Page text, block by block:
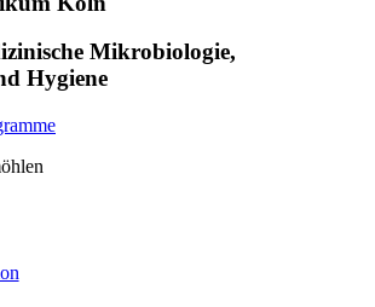
Mikrobiologie,
Hygiene